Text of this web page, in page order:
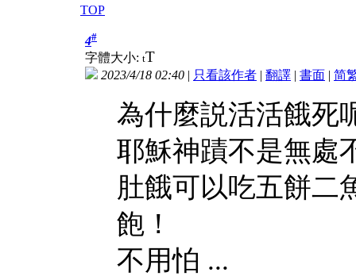
TOP
4#
字體大小: tT
2023/4/18 02:40 | 只看該作者 | 翻譯 | 書面 | 简
為什麼説活活餓死
耶穌神蹟不是無處
肚餓可以吃五餅二
飽！
不用怕 ...